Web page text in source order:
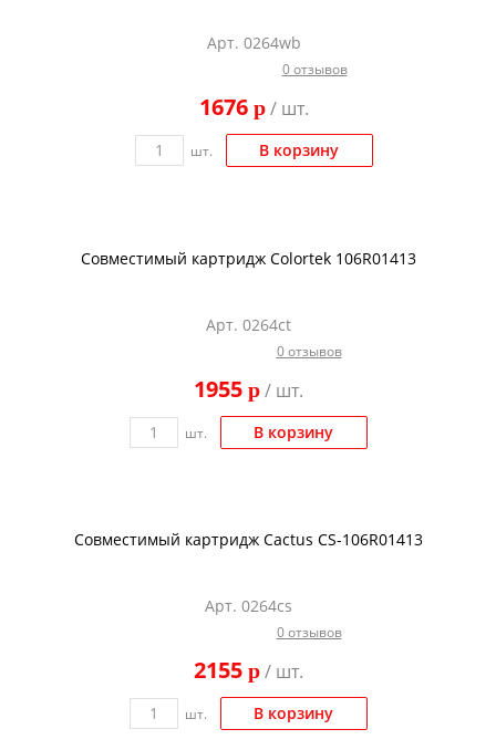
Ленточные картриджи
Арт. 0264wb
0 отзывов
1676 p/ шт.
шт. В корзину
Совместимый картридж Colortek 106R01413
Арт. 0264ct
0 отзывов
1955 p/ шт.
шт. В корзину
Совместимый картридж Cactus CS-106R01413
Арт. 0264cs
0 отзывов
2155 p/ шт.
шт. В корзину